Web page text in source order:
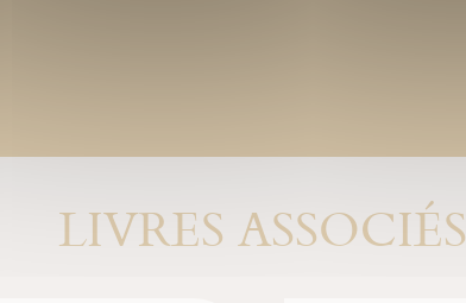
LIVRES ASSOCIÉS